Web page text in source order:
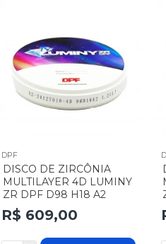
DPF
DISCO DE ZIRCÔNIA
MULTILAYER 4D LUMINY
ZR DPF D98 H18 A2
R$ 609,00